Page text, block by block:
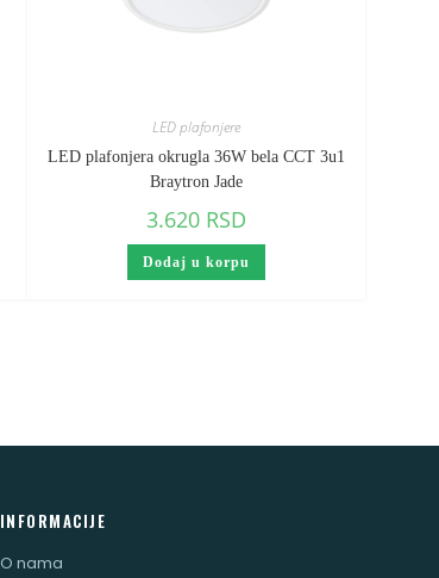
LED plafonjere
LED plafonjera okrugla 36W bela CCT 3u1
Braytron Jade
3.620 RSD
Dodaj u korpu
INFORMACIJE
O nama